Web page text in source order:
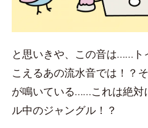
と思いきや、この音は……ト
こえるあの流水音では！？
が鳴いている……これは絶対
ル中のジャングル！？